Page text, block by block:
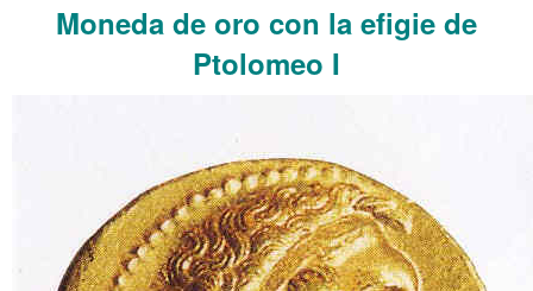
Moneda de oro con la efigie de
Ptolomeo I